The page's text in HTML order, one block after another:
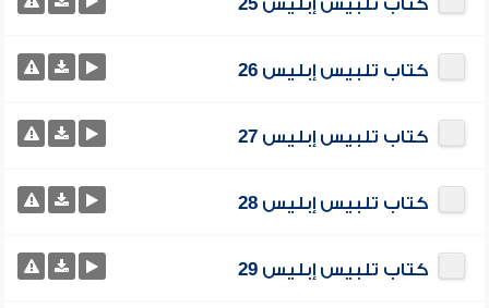
كتاب تلبيس إبليس 25
كتاب تلبيس إبليس 26
كتاب تلبيس إبليس 27
كتاب تلبيس إبليس 28
كتاب تلبيس إبليس 29